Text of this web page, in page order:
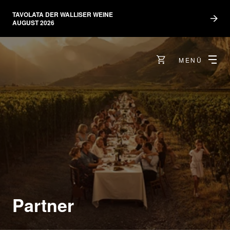
TAVOLATA DER WALLISER WEINE
AUGUST 2026
MENÜ
Partner